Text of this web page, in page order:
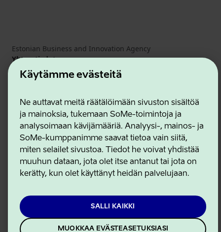
Käytämme evästeitä
Ne auttavat meitä räätälöimään sivuston sisältöä
ja mainoksia, tukemaan SoMe-toimintoja ja
analysoimaan kävijämääriä. Analyysi-, mainos- ja
SoMe-kumppanimme saavat tietoa vain siitä,
miten selailet sivustoa. Tiedot he voivat yhdistää
muuhun dataan, jota olet itse antanut tai jota on
kerätty, kun olet käyttänyt heidän palvelujaan.
SALLI KAIKKI
MUOKKAA EVÄSTEASETUKSIASI
Estonian Business and Innovation Agency
Yhteystiedot
Yhteistyökumppanit
Käyttöehdot